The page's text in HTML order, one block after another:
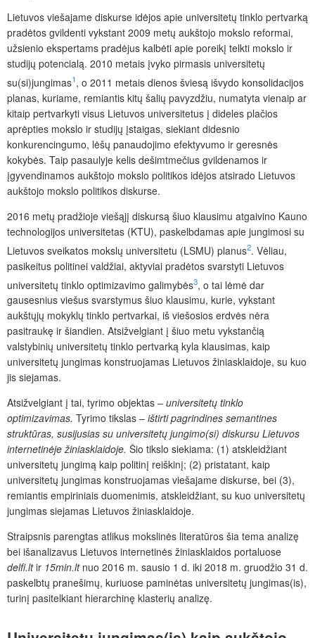
Lietuvos viešajame diskurse idėjos apie universitetų tinklo pertvarką
pradėtos gvildenti vykstant 2009 metų aukštojo mokslo reformai,
užsienio ekspertams pradėjus kalbėti apie poreikį telkti mokslo ir
studijų potencialą. 2010 metais įvyko pirmasis universitetų
su(si)jungimas1, o 2011 metais dienos šviesą išvydo konsolidacijos
planas, kuriame, remiantis kitų šalių pavyzdžiu, numatyta vienaip ar
kitaip pertvarkyti visus Lietuvos universitetus į dideles plačios
aprėpties mokslo ir studijų įstaigas, siekiant didesnio
konkurencingumo, lėšų panaudojimo efektyvumo ir geresnės
kokybės. Taip pasaulyje kelis dešimtmečius gvildenamos ir
įgyvendinamos aukštojo mokslo politikos idėjos atsirado Lietuvos
aukštojo mokslo politikos diskurse.
2016 metų pradžioje viešąjį diskursą šiuo klausimu atgaivino Kauno
technologijos universitetas (KTU), paskelbdamas apie jungimosi su
Lietuvos sveikatos mokslų universitetu (LSMU) planus2. Vėliau,
pasikeitus politinei valdžiai, aktyviai pradėtos svarstyti Lietuvos
universitetų tinklo optimizavimo galimybės3, o tai lėmė dar
gausesnius viešus svarstymus šiuo klausimu, kurie, vykstant
aukštųjų mokyklų tinklo pertvarkai, iš viešosios erdvės nėra
pasitraukę ir šiandien. Atsižvelgiant į šiuo metu vykstančią
valstybinių universitetų tinklo pertvarką kyla klausimas, kaip
universitetų jungimas konstruojamas Lietuvos žiniasklaidoje, su kuo
jis siejamas.
Atsižvelgiant į tai, tyrimo objektas – universitetų tinklo
optimizavimas. Tyrimo tikslas – ištirti pagrindines semantines
struktūras, susijusias su universitetų jungimo(si) diskursu Lietuvos
internetinėje žiniasklaidoje. Šio tikslo siekiama: (1) atskleidžiant
universitetų jungimą kaip politinį reiškinį; (2) pristatant, kaip
universitetų jungimas konstruojamas viešajame diskurse, bei (3),
remiantis empiriniais duomenimis, atskleidžiant, su kuo universitetų
jungimas siejamas Lietuvos žiniasklaidoje.
Straipsnis parengtas atlikus mokslinės literatūros šia tema analizę
bei išanalizavus Lietuvos internetinės žiniasklaidos portaluose
delfi.ltir 15min.ltnuo 2016 m. sausio 1 d. iki 2018 m. gruodžio 31 d.
paskelbtų pranešimų, kuriuose paminėtas universitetų jungimas(is),
turinį pasitelkiant hierarchinę klasterių analizę.